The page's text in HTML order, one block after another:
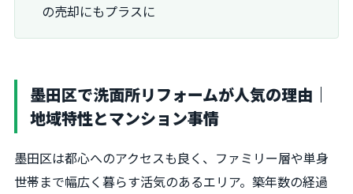
の売却にもプラスに
墨田区で洗面所リフォームが人気の理由｜
地域特性とマンション事情
墨田区は都心へのアクセスも良く、ファミリー層や単身
世帯まで幅広く暮らす活気のあるエリア。築年数の経過